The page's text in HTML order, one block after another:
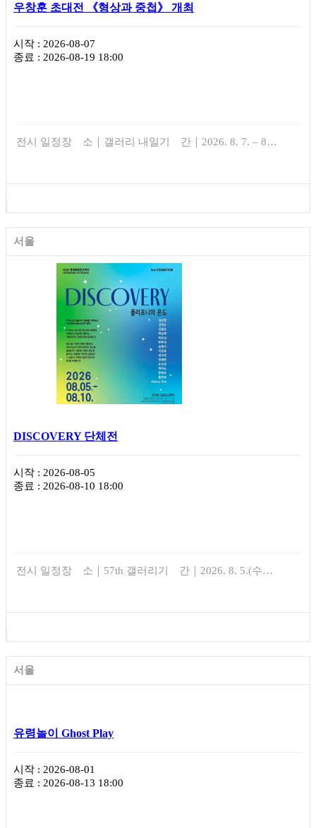
우창훈 초대전 《형상과 중첩》 개최
시작 : 2026-08-07
종료 : 2026-08-19 18:00
전시 일정장 소｜갤러리 내일기 간｜2026. 8. 7. – 8…
서울
DISCOVERY 단체전
시작 : 2026-08-05
종료 : 2026-08-10 18:00
전시 일정장 소｜57th 갤러리기 간｜2026. 8. 5.(수…
서울
유령놀이 Ghost Play
시작 : 2026-08-01
종료 : 2026-08-13 18:00